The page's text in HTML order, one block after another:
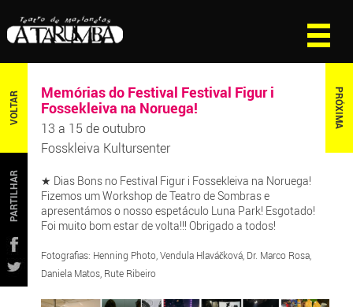
VOLTAR PRÓXIMA
PARTILHAR
Memórias do Festival Festival Figur i
Fossekleiva na Noruega!
13 a 15 de outubro
Fosskleiva Kultursenter
★ Dias Bons no Festival Figur i Fossekleiva na Noruega!
Fizemos um Workshop de Teatro de Sombras e
apresentámos o nosso espetáculo Luna Park! Esgotado!
Foi muito bom estar de volta!!! Obrigado a todos!
Fotografias: Henning Photo, Vendula Hlaváčková, Dr. Marco Rosa,
Daniela Matos, Rute Ribeiro